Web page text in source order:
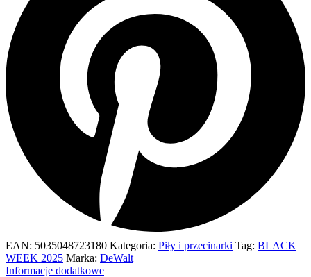
EAN: 5035048723180 Kategoria: Piły i przecinarki Tag: BLACK
WEEK 2025 Marka: DeWalt
Informacje dodatkowe